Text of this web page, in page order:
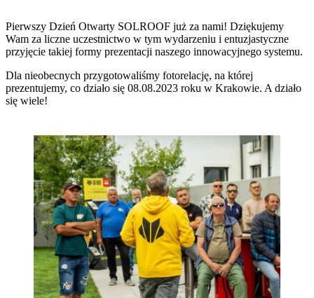
Pierwszy Dzień Otwarty SOLROOF już za nami! Dziękujemy
Wam za liczne uczestnictwo w tym wydarzeniu i entuzjastyczne
przyjęcie takiej formy prezentacji naszego innowacyjnego systemu.
Dla nieobecnych przygotowaliśmy fotorelację, na której
prezentujemy, co działo się 08.08.2023 roku w Krakowie. A działo
się wiele!